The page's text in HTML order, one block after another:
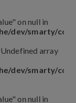
on null in
dev/smarty/
array
dev/smarty/
on null in